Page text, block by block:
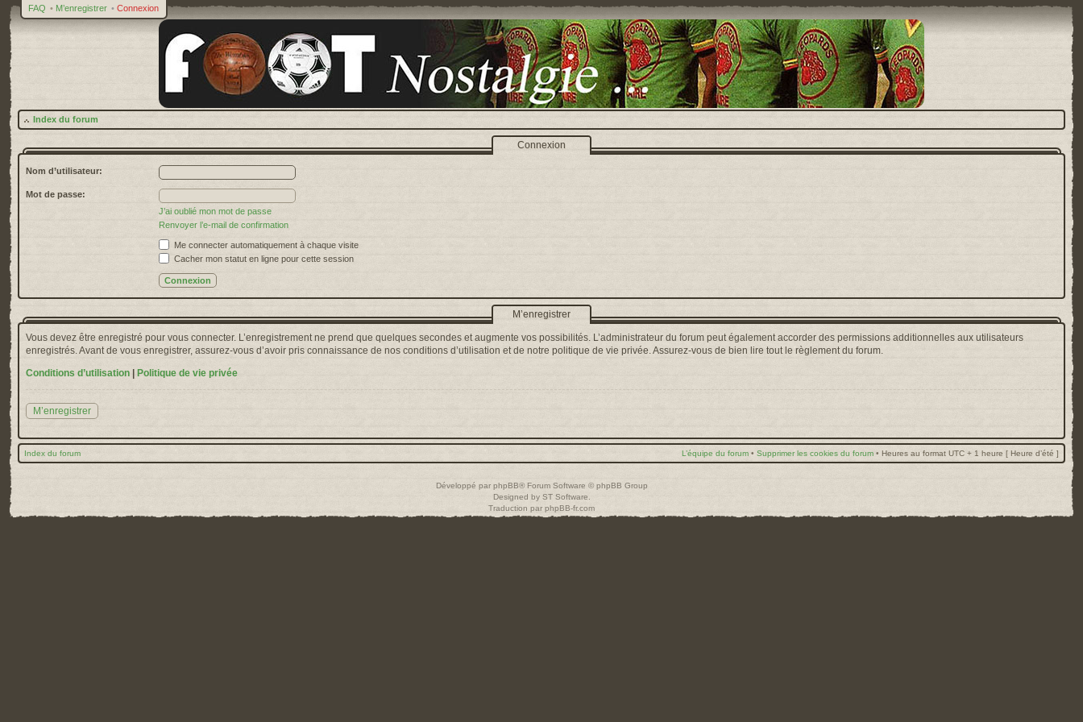
FAQ • M’enregistrer • Connexion
Index du forum
Connexion
Nom d’utilisateur:
Mot de passe:
J’ai oublié mon mot de passe
Renvoyer l’e-mail de confirmation
Me connecter automatiquement à chaque visite
Cacher mon statut en ligne pour cette session
M’enregistrer
Vous devez être enregistré pour vous connecter. L’enregistrement ne prend que quelques secondes et augmente vos possibilités. L’administrateur du forum peut également accorder des permissions additionnelles aux utilisateurs
enregistrés. Avant de vous enregistrer, assurez-vous d’avoir pris connaissance de nos conditions d’utilisation et de notre politique de vie privée. Assurez-vous de bien lire tout le règlement du forum.
Conditions d’utilisation
Politique de vie privée
M’enregistrer
Index du forum L’équipe du forum • Supprimer les cookies du forum • Heures au format UTC + 1 heure [ Heure d’été ]
Développé par phpBB® Forum Software © phpBB Group
Designed by ST Software
Traduction par phpBB-fr.com